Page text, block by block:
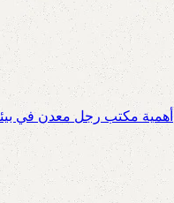
أهمية مكتب رجل معدن في بيئة